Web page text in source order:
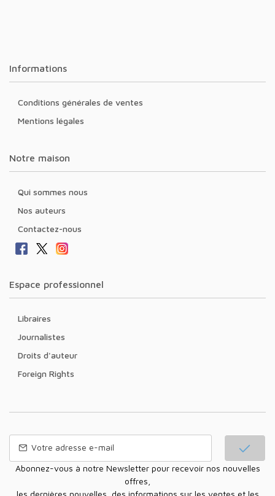
Informations
Conditions générales de ventes
Mentions légales
Notre maison
Qui sommes nous
Nos auteurs
Contactez-nous
Espace professionnel
Libraires
Journalistes
Droits d'auteur
Foreign Rights
Abonnez-vous à notre Newsletter pour recevoir nos nouvelles
offres,
les dernières nouvelles, des informations sur les ventes et les